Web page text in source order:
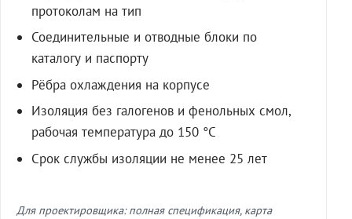
протоколам на тип
Соединительные и отводные блоки по
каталогу и паспорту
Рёбра охлаждения на корпусе
Изоляция без галогенов и фенольных смол,
рабочая температура до 150 °C
Срок службы изоляции не менее 25 лет
Для проектировщика: полная спецификация, карта